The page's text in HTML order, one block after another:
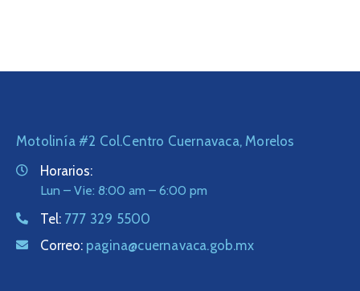
Motolinía #2 Col.Centro Cuernavaca, Morelos
Horarios:
Lun – Vie: 8:00 am – 6:00 pm
Tel: 777 329 5500
Correo: pagina@cuernavaca.gob.mx